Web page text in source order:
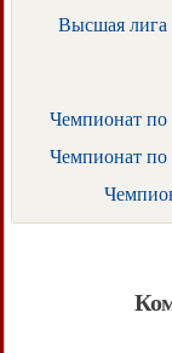
Высшая лига
Чемпионат по
Чемпионат по